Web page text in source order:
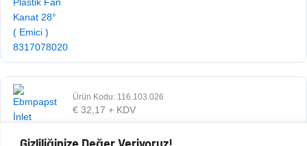
Gizliliğinize Değer Veriyoruz!
Ürün Kodu: 116.103.026
€ 32,17 + KDV